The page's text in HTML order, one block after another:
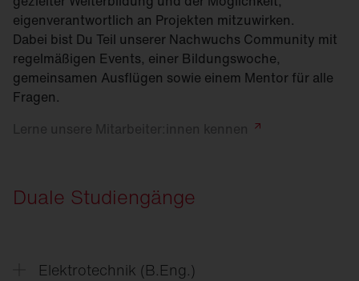
eigenverantwortlich an Projekten mitzuwirken.
Dabei bist Du Teil unserer Nachwuchs Community mit
regelmäßigen Events, einer Bildungswoche,
gemeinsamen Ausflügen sowie einem Mentor für alle
Fragen.
Lerne unsere Mitarbeiter:innen kennen
Duale Studiengänge
Elektrotechnik (B.Eng.)